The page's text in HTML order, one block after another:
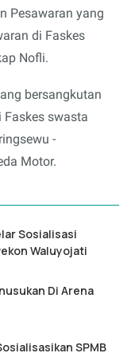
Pesawaran yang
di Faskes
Nofli.
bersangkutan
Faskes swasta
-
Motor.
Sosialisasi
Waluyojati
Di Arena
SPMB